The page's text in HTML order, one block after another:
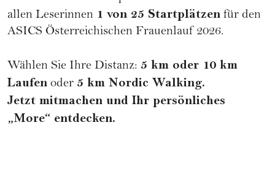
allen Leserinnen 1 von 25 Startplätzen für den
ASICS Österreichischen Frauenlauf 2026.
Wählen Sie Ihre Distanz: 5 km oder 10 km
Laufen oder 5 km Nordic Walking.
Jetzt mitmachen und Ihr persönliches
„More“ entdecken.